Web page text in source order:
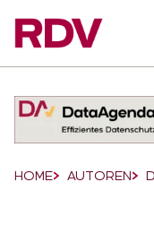
Breadcrumb-
HOME AUTOREN